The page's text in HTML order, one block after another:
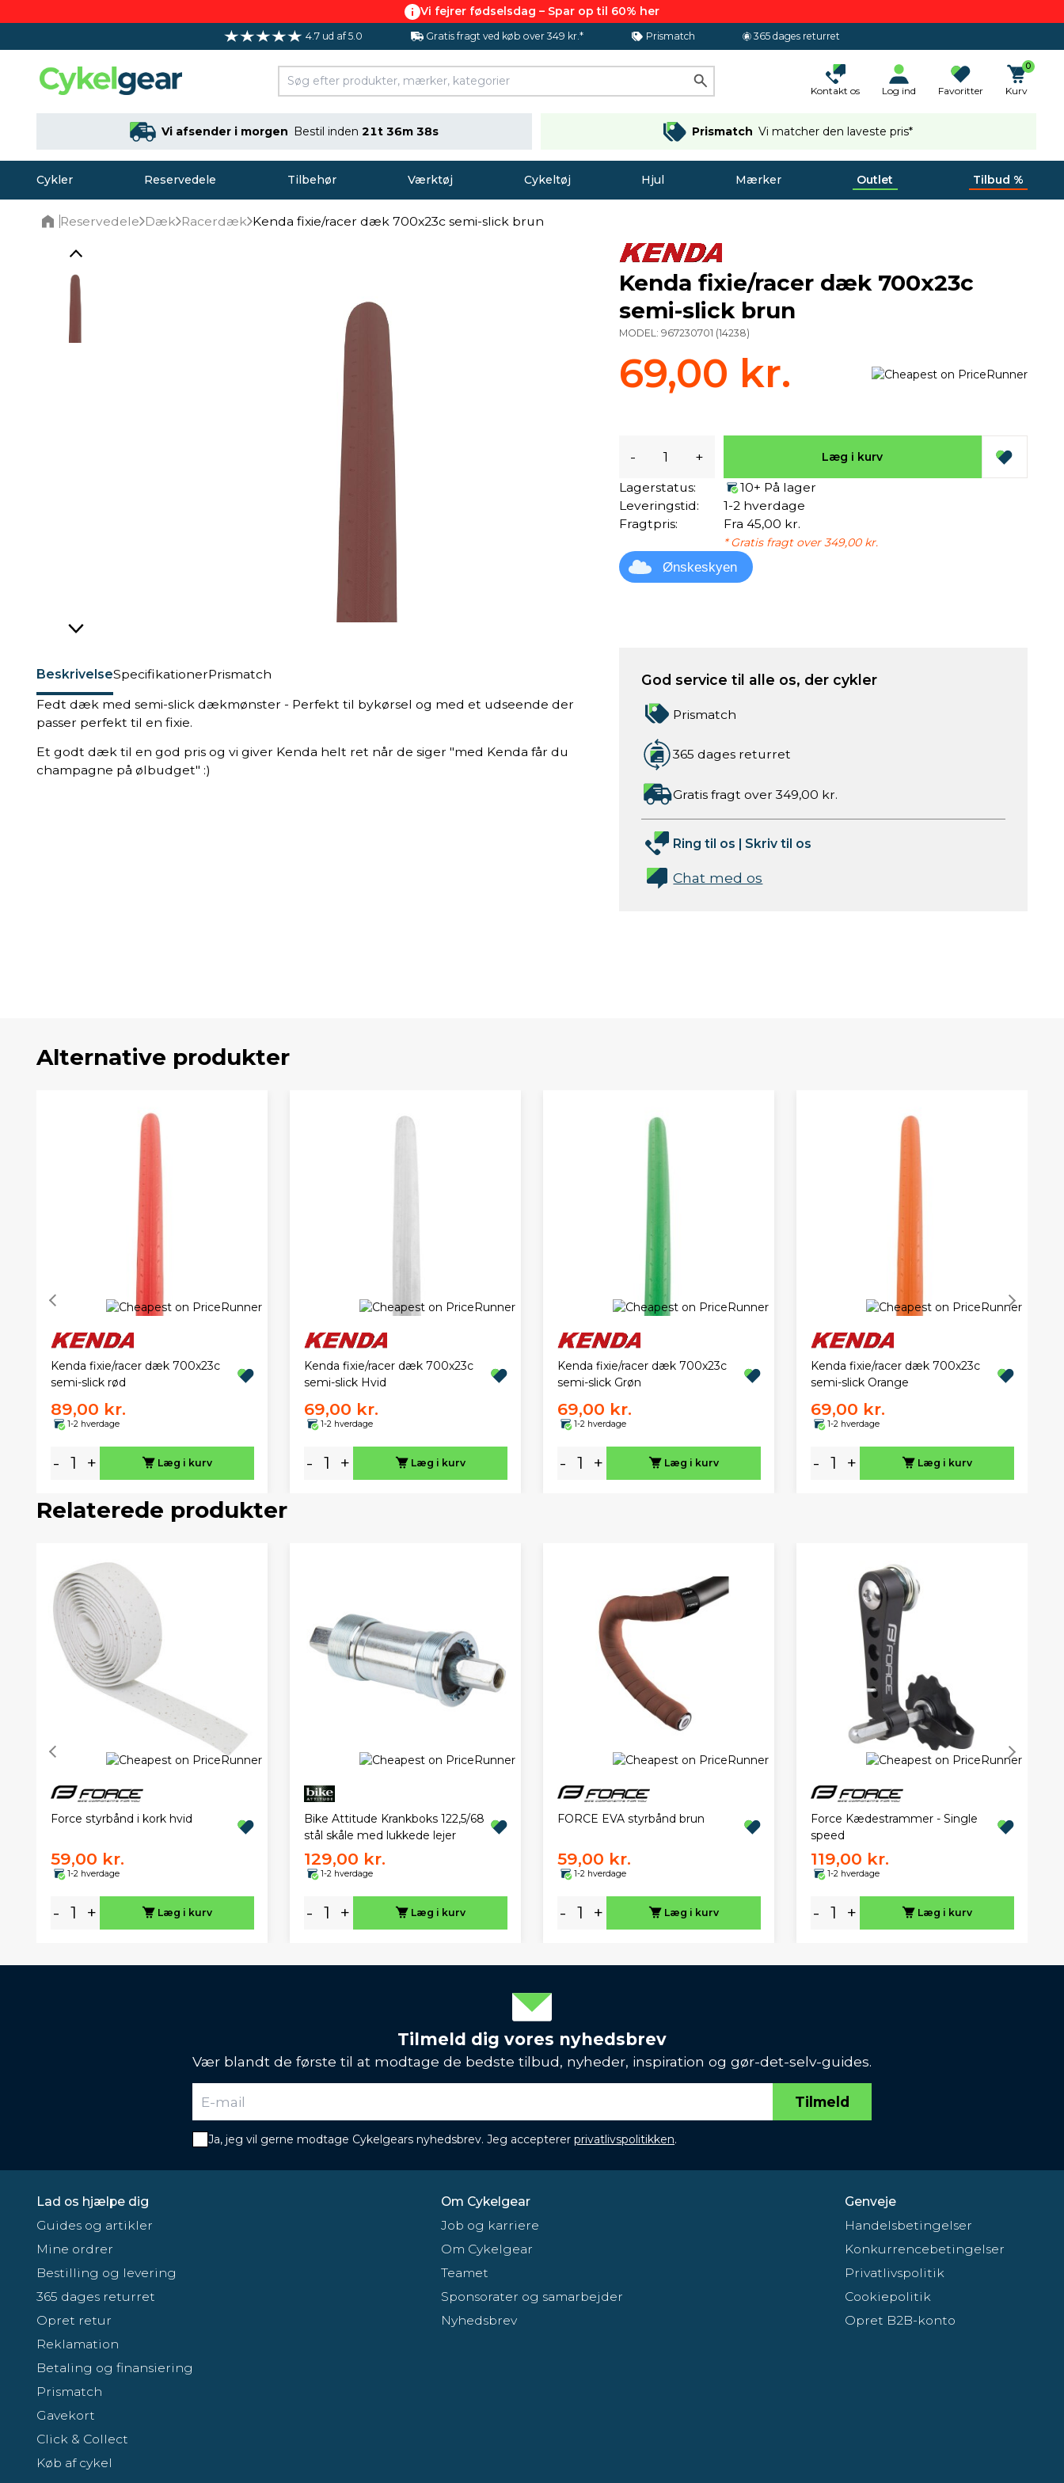
Vi fejrer fødselsdag – Spar op til 60% her
4.7 ud af 5.0 Gratis fragt ved køb over 349 kr.* Prismatch 365 dages returret
Kontakt os Log ind Favoritter
0
Kurv
Vi afsender i morgen Bestil inden 21t 36m 38s Prismatch Vi matcher den laveste pris*
Cykler Reservedele Tilbehør Værktøj Cykeltøj Hjul Mærker Outlet Tilbud %
Reservedele Dæk Racerdæk Kenda fixie/racer dæk 700x23c semi-slick brun
BeskrivelseSpecifikationerPrismatch
Fedt dæk med semi-slick dækmønster - Perfekt til bykørsel og med et udseende der
passer perfekt til en fixie.
Et godt dæk til en god pris og vi giver Kenda helt ret når de siger "med Kenda får du
champagne på ølbudget" :)
Kenda fixie/racer dæk 700x23c
semi-slick brun
MODEL:967230701 (14238)
69,00 kr.
- + Læg i kurv
Lagerstatus:
10+ På lager
Leveringstid:
1-2 hverdage
Fragtpris:
Fra 45,00 kr.
* Gratis fragt over 349,00 kr.
Ønskeskyen
God service til alle os, der cykler
Prismatch
365 dages returret
Gratis fragt over 349,00 kr.
Ring til os | Skriv til os
Chat med os
Alternative produkter
Kenda fixie/racer dæk 700x23c
semi-slick rød
89,00 kr.
1-2 hverdage
- + Læg i kurv
Kenda fixie/racer dæk 700x23c
semi-slick Hvid
69,00 kr.
1-2 hverdage
- + Læg i kurv
Kenda fixie/racer dæk 700x23c
semi-slick Grøn
69,00 kr.
1-2 hverdage
- + Læg i kurv
Kenda fixie/racer dæk 700x23c
semi-slick Orange
69,00 kr.
1-2 hverdage
- + Læg i kurv
Relaterede produkter
Force styrbånd i kork hvid
59,00 kr.
1-2 hverdage
- + Læg i kurv
Bike Attitude Krankboks 122,5/68
stål skåle med lukkede lejer
129,00 kr.
1-2 hverdage
- + Læg i kurv
FORCE EVA styrbånd brun
59,00 kr.
1-2 hverdage
- + Læg i kurv
Force Kædestrammer - Single
speed
119,00 kr.
1-2 hverdage
- + Læg i kurv
Tilmeld dig vores nyhedsbrev
Vær blandt de første til at modtage de bedste tilbud, nyheder, inspiration og gør-det-selv-guides.
Tilmeld
Ja, jeg vil gerne modtage Cykelgears nyhedsbrev. Jeg accepterer privatlivspolitikken.
Lad os hjælpe dig
Guides og artikler
Mine ordrer
Bestilling og levering
365 dages returret
Opret retur
Reklamation
Betaling og finansiering
Prismatch
Gavekort
Click & Collect
Køb af cykel
Om Cykelgear
Job og karriere
Om Cykelgear
Teamet
Sponsorater og samarbejder
Nyhedsbrev
Genveje
Handelsbetingelser
Konkurrencebetingelser
Privatlivspolitik
Cookiepolitik
Opret B2B-konto